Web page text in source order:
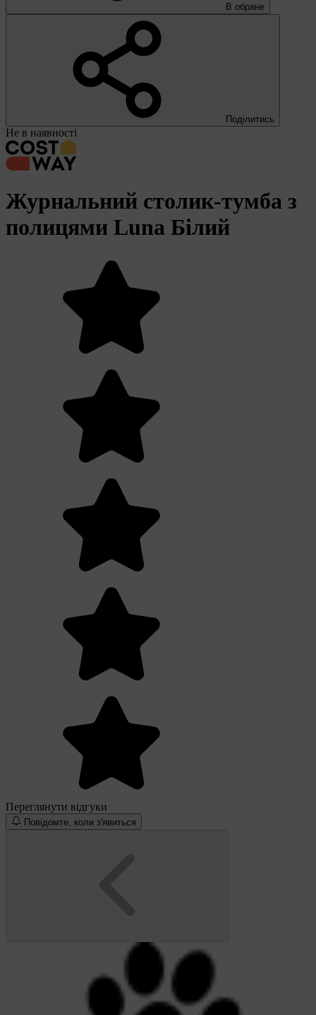
В обране
Поділитись
Не в наявності
Журнальний столик-тумба з
полицями Luna Білий
Переглянути відгуки
Повідомте, коли з'явиться